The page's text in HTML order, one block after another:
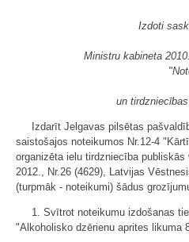
Izdoti
Ministru kabineta
un
Izdarīt Jelgavas pilsētas
saistošajos noteikumos Nr.12-4
organizēta ielu tirdzniecība
2012., Nr.26 (4629), Latvijas
(turpmāk - noteikumi) šādus
1. Svītrot noteikumu izdošanas
"Alkoholisko dzērienu aprites likuma